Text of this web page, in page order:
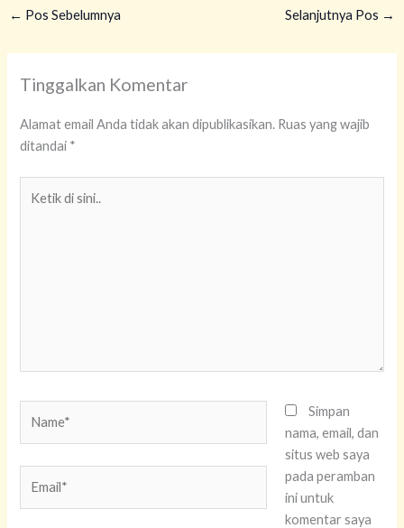
← Pos Sebelumnya Selanjutnya Pos →
Tinggalkan Komentar
Alamat email Anda tidak akan dipublikasikan. Ruas yang wajib
ditandai *
Simpan
nama, email, dan
situs web saya
pada peramban
ini untuk
komentar saya